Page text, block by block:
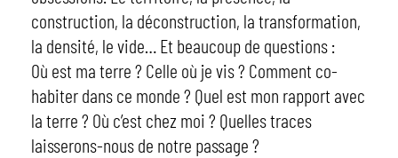
construction, la déconstruction, la transformation,
la densité, le vide… Et beaucoup de questions :
Où est ma terre ? Celle où je vis ? Comment co-
habiter dans ce monde ? Quel est mon rapport avec
la terre ? Où c’est chez moi ? Quelles traces
laisserons-nous de notre passage ?